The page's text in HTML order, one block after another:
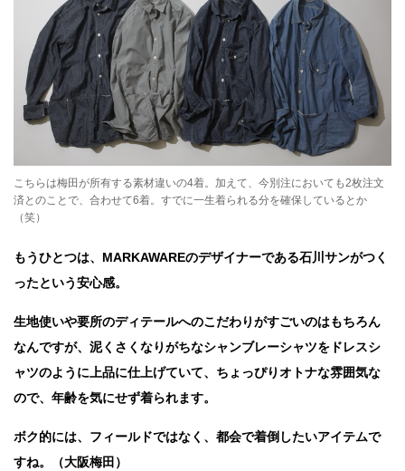
こちらは梅田が所有する素材違いの4着。加えて、今別注においても2枚注文
済とのことで、合わせて6着。すでに一生着られる分を確保しているとか
（笑）
もうひとつは、MARKAWAREのデザイナーである石川サンがつく
ったという安心感。
生地使いや要所のディテールへのこだわりがすごいのはもちろん
なんですが、泥くさくなりがちなシャンブレーシャツをドレスシ
ャツのように上品に仕上げていて、 ちょっぴりオトナな雰囲気な
ので、年齢を気にせず着られます。
ボク的には、フィールドではなく、都会で着倒したいアイテムで
すね。（大阪梅田）